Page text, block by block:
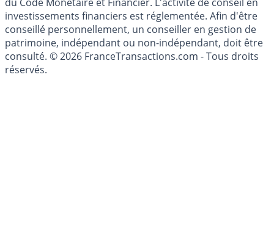
investissement au sens des articles L. 321-1 et D. 321-1
du Code Monétaire et Financier. L'activité de conseil en
investissements financiers est réglementée. Afin d'être
conseillé personnellement, un conseiller en gestion de
patrimoine, indépendant ou non-indépendant, doit être